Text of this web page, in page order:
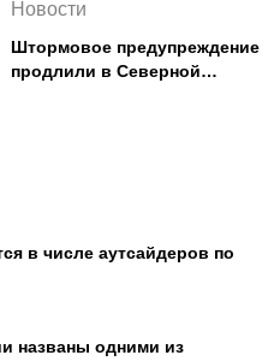
в числе аутсайдеров по
названы одними из
Новости
Штормовое предупреждение
продлили в Северной